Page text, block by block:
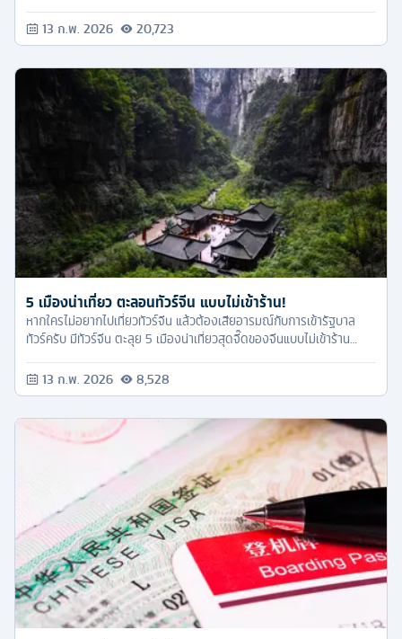
13 ก.พ. 2026 20,723
5 เมืองน่าเที่ยว ตะลอนทัวร์จีน แบบไม่เข้าร้าน!
หากใครไม่อยากไปเที่ยวทัวร์จีน แล้วต้องเสียอารมณ์กับการเข้ารัฐบาล
ทัวร์ครับ มีทัวร์จีน ตะลุย 5 เมืองน่าเที่ยวสุดจี๊ดของจีนแบบไม่เข้าร้าน
13 ก.พ. 2026 8,528